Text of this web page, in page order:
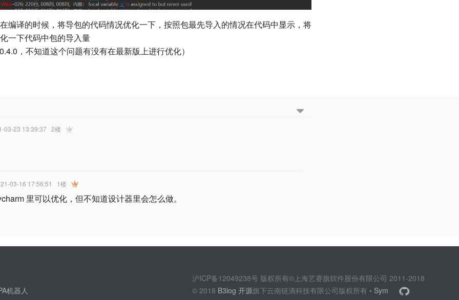
编译的时候，将导包的代码情况优化一下，按照包最先导入的情况在代码中显示，将
一下代码中包的导入量
，不知道这个问题有没有在最新版上进行优化）
03-23 13:39:37 2楼
03-16 17:56:51 1楼
里可以优化，但不知道设计器里会怎么做。
机器人
沪ICP备12049238号 版权所有©上海艺赛旗软件股份有限公司 2011-2018
© 2018 B3log 开源旗下云南链滴科技有限公司版权所有 • Sym